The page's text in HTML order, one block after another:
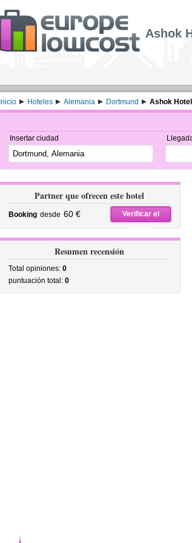
Ashok
Inicio Hoteles Alemania Dortmund Ashok Hotel
Insertar ciudad
Partner que ofrecen este hotel
Booking desde 60 €
Verificar el
precio
Resumen recensión
Total opiniones: 0
puntuación total: 0